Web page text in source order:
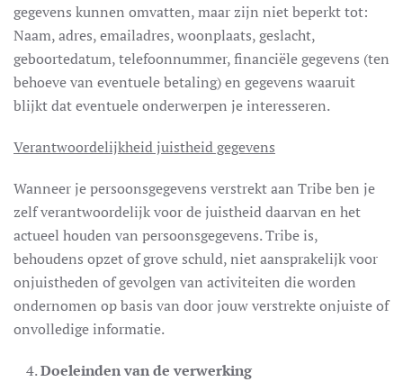
gegevens kunnen omvatten, maar zijn niet beperkt tot:
Naam, adres, emailadres, woonplaats, geslacht,
geboortedatum, telefoonnummer, financiële gegevens (ten
behoeve van eventuele betaling) en gegevens waaruit
blijkt dat eventuele onderwerpen je interesseren.
Verantwoordelijkheid juistheid gegevens
Wanneer je persoonsgegevens verstrekt aan Tribe ben je
zelf verantwoordelijk voor de juistheid daarvan en het
actueel houden van persoonsgegevens. Tribe is,
behoudens opzet of grove schuld, niet aansprakelijk voor
onjuistheden of gevolgen van activiteiten die worden
ondernomen op basis van door jouw verstrekte onjuiste of
onvolledige informatie.
Doeleinden van de verwerking